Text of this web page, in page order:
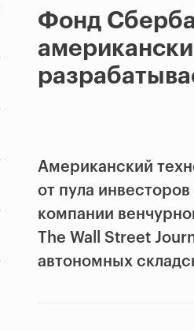
Фонд
Американский
от пула
компании
The Wall Street
автономных